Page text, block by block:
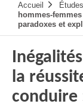
principale
Accueil
hommes-
paradoxes et
la
conduire